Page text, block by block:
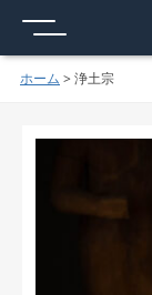
ホーム > 浄土宗